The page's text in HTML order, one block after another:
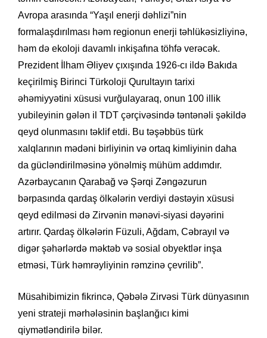
Avropa arasında “Yaşıl enerji dəhlizi”nin
formalaşdırılması həm regionun enerji təhlükəsizliyinə,
həm də ekoloji davamlı inkişafına töhfə verəcək.
Prezident İlham Əliyev çıxışında 1926-cı ildə Bakıda
keçirilmiş Birinci Türkoloji Qurultayın tarixi
əhəmiyyətini xüsusi vurğulayaraq, onun 100 illik
yubileyinin gələn il TDT çərçivəsində təntənəli şəkildə
qeyd olunmasını təklif etdi. Bu təşəbbüs türk
xalqlarının mədəni birliyinin və ortaq kimliyinin daha
da gücləndirilməsinə yönəlmiş mühüm addımdır.
Azərbaycanın Qarabağ və Şərqi Zəngəzurun
bərpasında qardaş ölkələrin verdiyi dəstəyin xüsusi
qeyd edilməsi də Zirvənin mənəvi-siyasi dəyərini
artırır. Qardaş ölkələrin Füzuli, Ağdam, Cəbrayıl və
digər şəhərlərdə məktəb və sosial obyektlər inşa
etməsi, Türk həmrəyliyinin rəmzinə çevrilib”.
Müsahibimizin fikrincə, Qəbələ Zirvəsi Türk dünyasının
yeni strateji mərhələsinin başlanğıcı kimi
qiymətləndirilə bilər.